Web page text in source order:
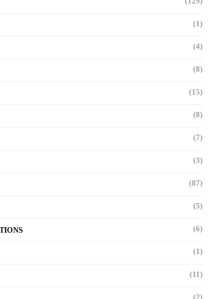
(1)
(4)
(8)
(15)
(8)
(7)
(3)
(87)
(5)
(6)
(1)
(11)
(2)